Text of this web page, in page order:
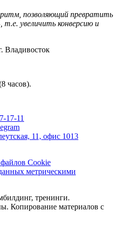
позволяющий превратить
увеличить конверсию и
Владивосток
часов).
17-11
11, офис 1013
Cookie
метрическими
тренинги.
Копирование материалов с